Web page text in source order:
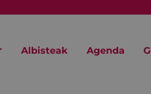
Albisteak Agenda